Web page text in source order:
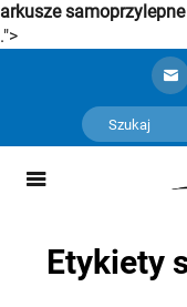
arkusze
.">
Etykiety